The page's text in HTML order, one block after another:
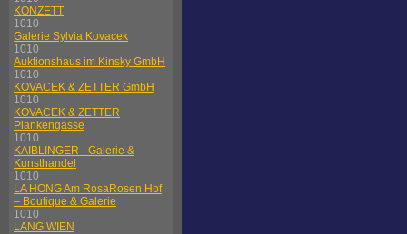
KONZETT
1010
Galerie Sylvia Kovacek
1010
Auktionshaus im Kinsky GmbH
1010
KOVACEK & ZETTER GmbH
1010
KOVACEK & ZETTER
Plankengasse
1010
KAIBLINGER - Galerie &
Kunsthandel
1010
LA HONG Am RosaRosen Hof
– Boutique & Galerie
1010
LANG WIEN